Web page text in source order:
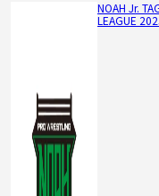
NOAH Jr.
LEAGUE